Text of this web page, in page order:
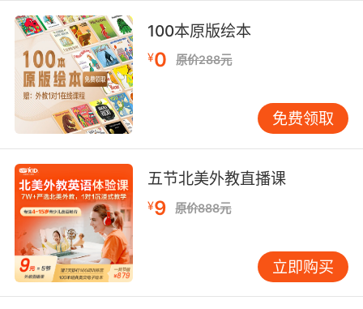
而在疑问句中借助于do、does的话，其否定句是
需要借助于don’t和doesn’t，这个时候后面动词
一定要还原。
小学一年级辅导英语知识点之一般过去时，一般
过去时表示的是发生在过去的一种时态，经常与
just now（刚刚）、a moment ago（刚才）、
ago（之前）、yesterday（昨天）、last
week/month/year（上星期/月/去年）、this
morning（今天早上）等词连用，它的结构是主
语+be动词的过去式（was/were）或主语+动词
的过去式。比如“Where were you last
100本原版绘本
¥0 原价288元
免费领取
五节北美外教直播课
¥9 原价888元
立即购买